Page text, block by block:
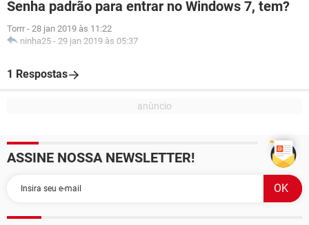
Senha padrão para entrar no Windows 7, tem?
Torrr - 28 jan 2019 às 11:22
ninha25 - 29 jan 2019 às 05:37
1 Respostas
ASSINE NOSSA NEWSLETTER!